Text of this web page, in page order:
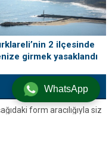
2 ilçesinde
girmek yasaklandı
form aracılığıyla siz
WhatsApp